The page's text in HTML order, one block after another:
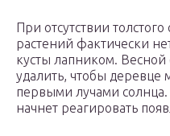
При отсутствии
растений фактически
кусты лапником. Весной
удалить, чтобы деревце
первыми лучами
начнет реагировать